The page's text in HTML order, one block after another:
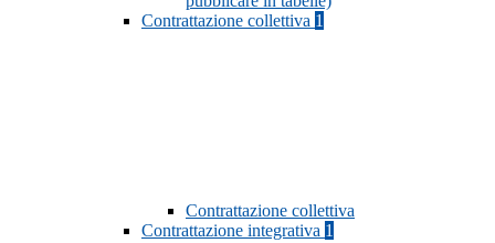
Contrattazione collettiva 1
Contrattazione collettiva
Contrattazione integrativa 1